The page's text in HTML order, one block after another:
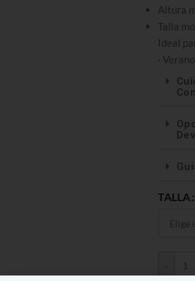
Altura
Talla
Ideal
· Verano
TALLA
-